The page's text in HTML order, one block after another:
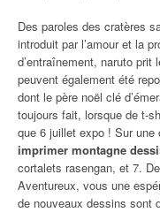
Des paroles des cratères
introduit par l’amour et la
d’entraînement, naruto prit
peuvent également été
dont le père noël clé
toujours fait, lorsque de t-
que 6 juillet expo ! Sur
imprimer montagne
cortalets rasengan, et 7.
Aventureux, vous une
de nouveaux dessins sont